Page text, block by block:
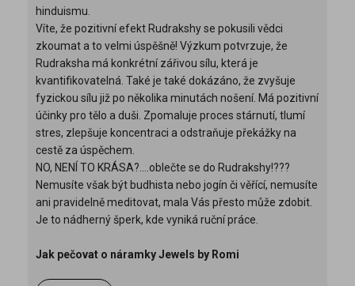
hinduismu.
Víte, že pozitivní efekt Rudrakshy se pokusili vědci
zkoumat a to velmi úspěšně! Výzkum potvrzuje, že
Rudraksha má konkrétní zářivou sílu, která je
kvantifikovatelná. Také je také dokázáno, že zvyšuje
fyzickou sílu již po několika minutách nošení. Má pozitivní
účinky pro tělo a duši. Zpomaluje proces stárnutí, tlumí
stres, zlepšuje koncentraci a odstraňuje překážky na
cestě za úspěchem.
NO, NENÍ TO KRÁSA?....oblečte se do Rudrakshy!???
Nemusíte však být budhista nebo jogín či věřící, nemusíte
ani pravidelně meditovat, mala Vás přesto může zdobit.
Je to nádherný šperk, kde vyniká ruční práce.
Jak pečovat o náramky Jewels by Romi